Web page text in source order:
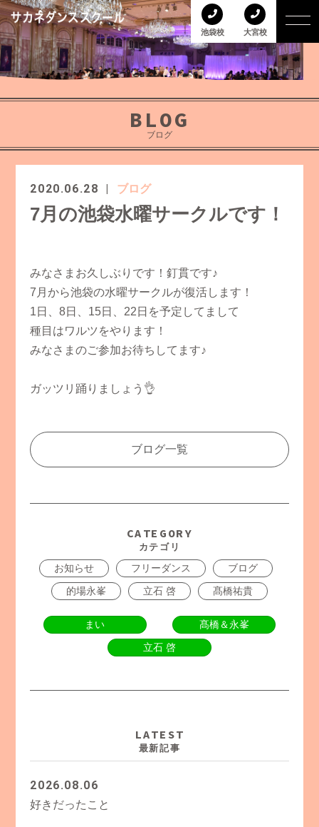
池袋校 大宮校
BLOG
ブログ
2020.06.28 ブログ
7月の池袋水曜サークルです！
­みなさまお久しぶりです！釘貫です♪
7月から池袋の水曜サークルが復活します！
1日、8日、15日、22日を予定してまして
種目はワルツをやります！
みなさまのご参加お待ちしてます♪
ガッツリ踊りましょう👌
ブログ一覧
CATEGORY
カテゴリ
お知らせ フリーダンス
ブログ
的場永峯
立石 啓 髙橋祐貴
まい
髙橋＆永峯
立石 啓
LATEST
最新記事
2026.08.06
好きだったこと